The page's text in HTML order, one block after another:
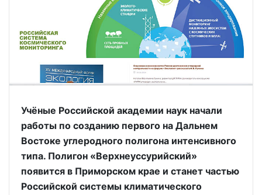
Учёные Российской академии наук начали
работы по созданию первого на Дальнем
Востоке углеродного полигона интенсивного
типа. Полигон «Верхнеуссурийский»
появится в Приморском крае и станет частью
Российской системы климатического